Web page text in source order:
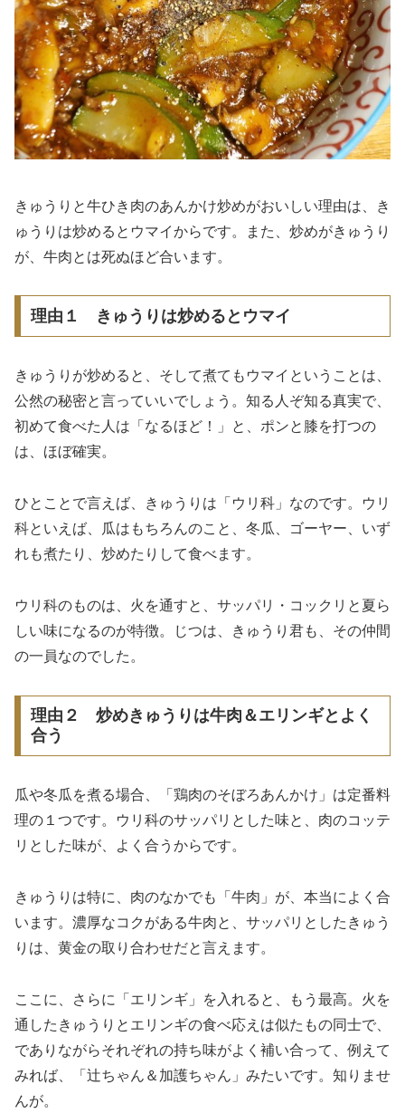
きゅうりと牛ひき肉のあんかけ炒めがおいしい理由は、き
ゅうりは炒めるとウマイからです。また、炒めがきゅうり
が、牛肉とは死ぬほど合います。
理由１ きゅうりは炒めるとウマイ
きゅうりが炒めると、そして煮てもウマイということは、
公然の秘密と言っていいでしょう。知る人ぞ知る真実で、
初めて食べた人は「なるほど！」と、ポンと膝を打つの
は、ほぼ確実。
ひとことで言えば、きゅうりは「ウリ科」なのです。ウリ
科といえば、瓜はもちろんのこと、冬瓜、ゴーヤー、いず
れも煮たり、炒めたりして食べます。
ウリ科のものは、火を通すと、サッパリ・コックリと夏ら
しい味になるのが特徴。じつは、きゅうり君も、その仲間
の一員なのでした。
理由２ 炒めきゅうりは牛肉＆エリンギとよく
合う
瓜や冬瓜を煮る場合、「鶏肉のそぼろあんかけ」は定番料
理の１つです。ウリ科のサッパリとした味と、肉のコッテ
リとした味が、よく合うからです。
きゅうりは特に、肉のなかでも「牛肉」が、本当によく合
います。濃厚なコクがある牛肉と、サッパリとしたきゅう
りは、黄金の取り合わせだと言えます。
ここに、さらに「エリンギ」を入れると、もう最高。火を
通したきゅうりとエリンギの食べ応えは似たもの同士で、
でありながらそれぞれの持ち味がよく補い合って、例えて
みれば、「辻ちゃん＆加護ちゃん」みたいです。知りませ
んが。